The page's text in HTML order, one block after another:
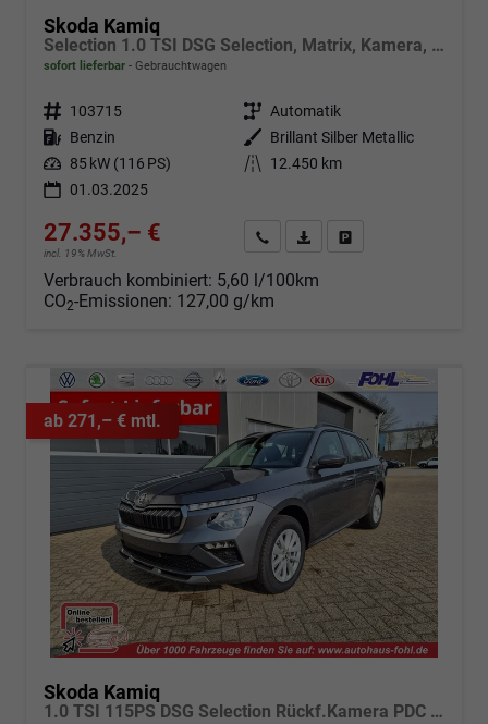
Skoda Kamiq
Selection 1.0 TSI DSG Selection, Matrix, Kamera, Winter, 16-Zoll, 4-J Garantie
sofort lieferbar Gebrauchtwagen
Fahrzeugnr. 103715 Getriebe Automatik
Kraftstoff Benzin Außenfarbe
Brillant Silber Metallic
Leistung 85 kW (116 PS) Kilometerstand
12.450 km
01.03.2025
27.355,– €
incl. 19% MwSt.
Angebot anfordern
Fahrzeugexpose (PDF)
Verbrauch kombiniert: 5,60 l/100km
CO2-Emissionen: 127,00 g/km
ab 271,– € mtl.
Skoda Kamiq
1.0 TSI 115PS DSG Selection Rückf.Kamera PDC v+h Sitzheizung Klimaautomatik Skoda-Radio Apple CarPlay + Android Auto Tempomat Garantieverlängerung 16"LM